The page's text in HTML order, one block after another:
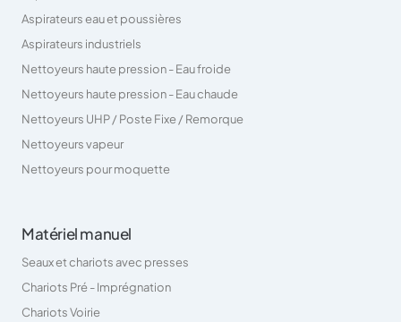
Aspirateurs eau et poussières
Aspirateurs industriels
Nettoyeurs haute pression - Eau froide
Nettoyeurs haute pression - Eau chaude
Nettoyeurs UHP / Poste Fixe / Remorque
Nettoyeurs vapeur
Nettoyeurs pour moquette
Matériel manuel
Seaux et chariots avec presses
Chariots Pré - Imprégnation
Chariots Voirie